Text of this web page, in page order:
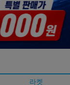
라켓